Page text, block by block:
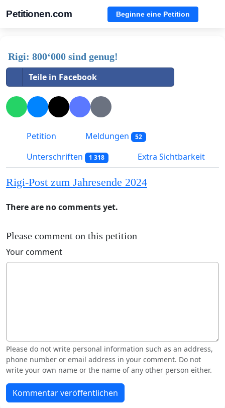
Petitionen.com Beginne eine Petition
Rigi: 800‘000 sind genug!
Teile in Facebook
Petition Meldungen 52
Unterschriften 1 318 Extra Sichtbarkeit
Rigi-Post zum Jahresende 2024
There are no comments yet.
Please comment on this petition
Your comment
Please do not write personal information such as an address,
phone number or email address in your comment. Do not
write your own name or the name of any other person either.
Kommentar veröffentlichen